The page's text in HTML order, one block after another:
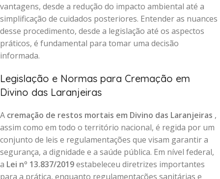
vantagens, desde a redução do impacto ambiental até a
simplificação de cuidados posteriores. Entender as nuances
desse procedimento, desde a legislação até os aspectos
práticos, é fundamental para tomar uma decisão
informada.
Legislação e Normas para Cremação em
Divino das Laranjeiras
A cremação de restos mortais em Divino das Laranjeiras ,
assim como em todo o território nacional, é regida por um
conjunto de leis e regulamentações que visam garantir a
segurança, a dignidade e a saúde pública. Em nível federal,
a Lei nº 13.837/2019estabeleceu diretrizes importantes
para a prática, enquanto regulamentações sanitárias e